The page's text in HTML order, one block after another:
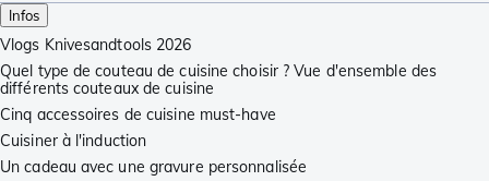
Infos
Vlogs Knivesandtools 2026
Quel type de couteau de cuisine choisir ? Vue d'ensemble des
différents couteaux de cuisine
Cinq accessoires de cuisine must-have
Cuisiner à l'induction
Un cadeau avec une gravure personnalisée